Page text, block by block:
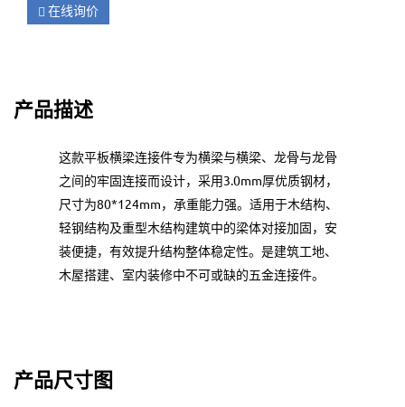
在线询价
产品描述
这款平板横梁连接件专为横梁与横梁、龙骨与龙骨
之间的牢固连接而设计，采用3.0mm厚优质钢材，
尺寸为80*124mm，承重能力强。适用于木结构、
轻钢结构及重型木结构建筑中的梁体对接加固，安
装便捷，有效提升结构整体稳定性。是建筑工地、
木屋搭建、室内装修中不可或缺的五金连接件。
产品尺寸图